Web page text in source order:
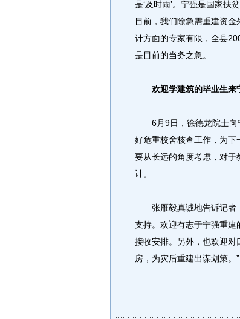
是‘及时雨’。宁强是国家扶
目前，我们除急需重建资
计方面的专家有限，全县
是目前的当务之急。
欢迎学建筑的毕业生来
6月9日，徐德龙院士向
好危重校舍核查工作，为
要从长远的角度考虑，对
计。
张雁毅真诚地告诉记者：
支持。欢迎有志于宁强重
接收安排。另外，也欢迎
房，为灾后重建出谋划策。”